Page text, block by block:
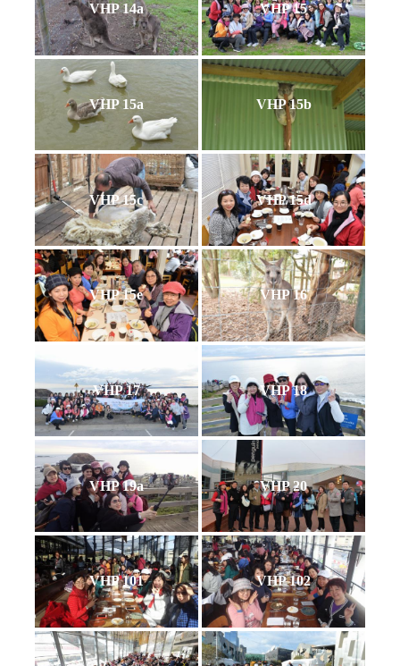
VHP 14a VHP 15
VHP 15a VHP 15b
VHP 15c VHP 15d
VHP 15e VHP 16
VHP 17 VHP 18
VHP 19a VHP 20
VHP 101 VHP 102